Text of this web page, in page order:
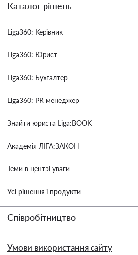
Каталог рішень
Liga360: Керівник
Liga360: Юрист
Liga360: Бухгалтер
Liga360: PR-менеджер
Знайти юриста Liga:BOOK
Академія ЛІГА:ЗАКОН
Теми в центрі уваги
Усі рішення і продукти
Співробітництво
Умови використання сайту